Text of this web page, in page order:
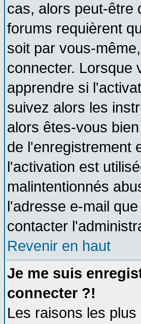
cas, alors peut-être
forums requièrent
soit par vous-
connecter. Lorsque
apprendre si
suivez alors les
alors êtes-vous
de l'enregistrement
l'activation est
malintentionnés
l'adresse e-mail
contacter
Revenir en haut
Je me suis
connecter ?!
Les raisons les